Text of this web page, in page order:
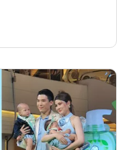
แน่นอนค่ะ